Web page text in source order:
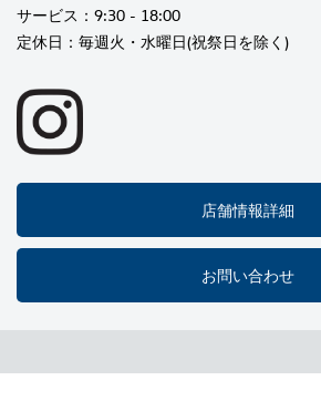
サービス：9:30 - 18:00
定休日：毎週火・水曜日(祝祭日を除く)
店舗情報詳細
お問い合わせ